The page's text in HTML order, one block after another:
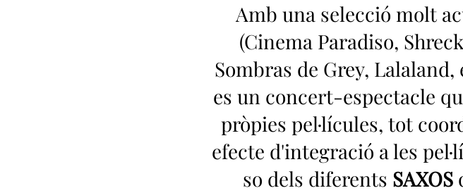
Amb una selecció molt
(Cinema Paradiso,
Sombras de Grey, Lalaland,
es un concert-espectacle
pròpies pel·lícules, tot
efecte d'integració a les
so dels diferents SAXOS